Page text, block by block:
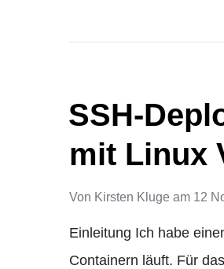
SSH-
mit Linux
Von Kirsten Kluge am 12
Einleitung Ich habe
Containern läuft. Für